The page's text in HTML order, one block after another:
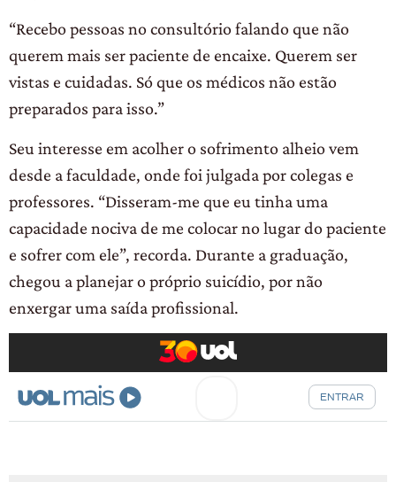
“Recebo pessoas no consultório falando que não
querem mais ser paciente de encaixe. Querem ser
vistas e cuidadas. Só que os médicos não estão
preparados para isso.”
Seu interesse em acolher o sofrimento alheio vem
desde a faculdade, onde foi julgada por colegas e
professores. “Disseram-me que eu tinha uma
capacidade nociva de me colocar no lugar do paciente
e sofrer com ele”, recorda. Durante a graduação,
chegou a planejar o próprio suicídio, por não
enxergar uma saída profissional.